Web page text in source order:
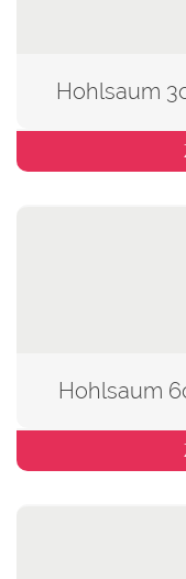
Hohlsaum
Hohlsaum